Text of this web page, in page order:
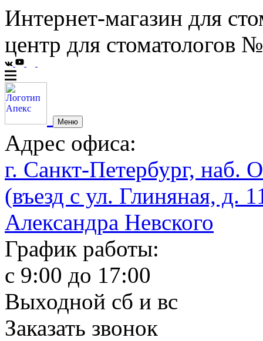
Интернет-магазин для
центр для стоматологов
Меню
Адрес офиса:
г. Санкт-Петербург, наб.
(въезд с ул. Глиняная, д.
Александра Невского
График работы:
с 9:00 до 17:00
Выходной сб и вс
Заказать звонок